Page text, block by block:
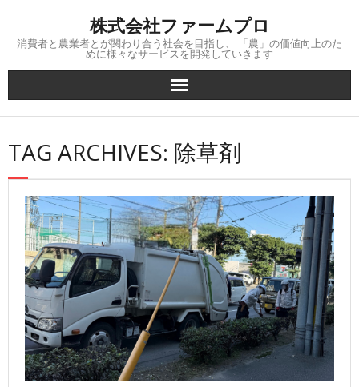
content
株式会社ファームプロ
消費者と農業者とが関わり合う社会を目指し、 「農」の価値向上のた
めに様々なサービスを開発していきます
TAG ARCHIVES: 除草剤